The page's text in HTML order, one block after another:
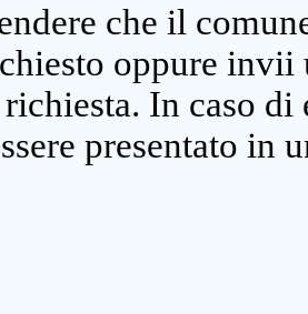
che il
oppure invii
In caso
presentato in